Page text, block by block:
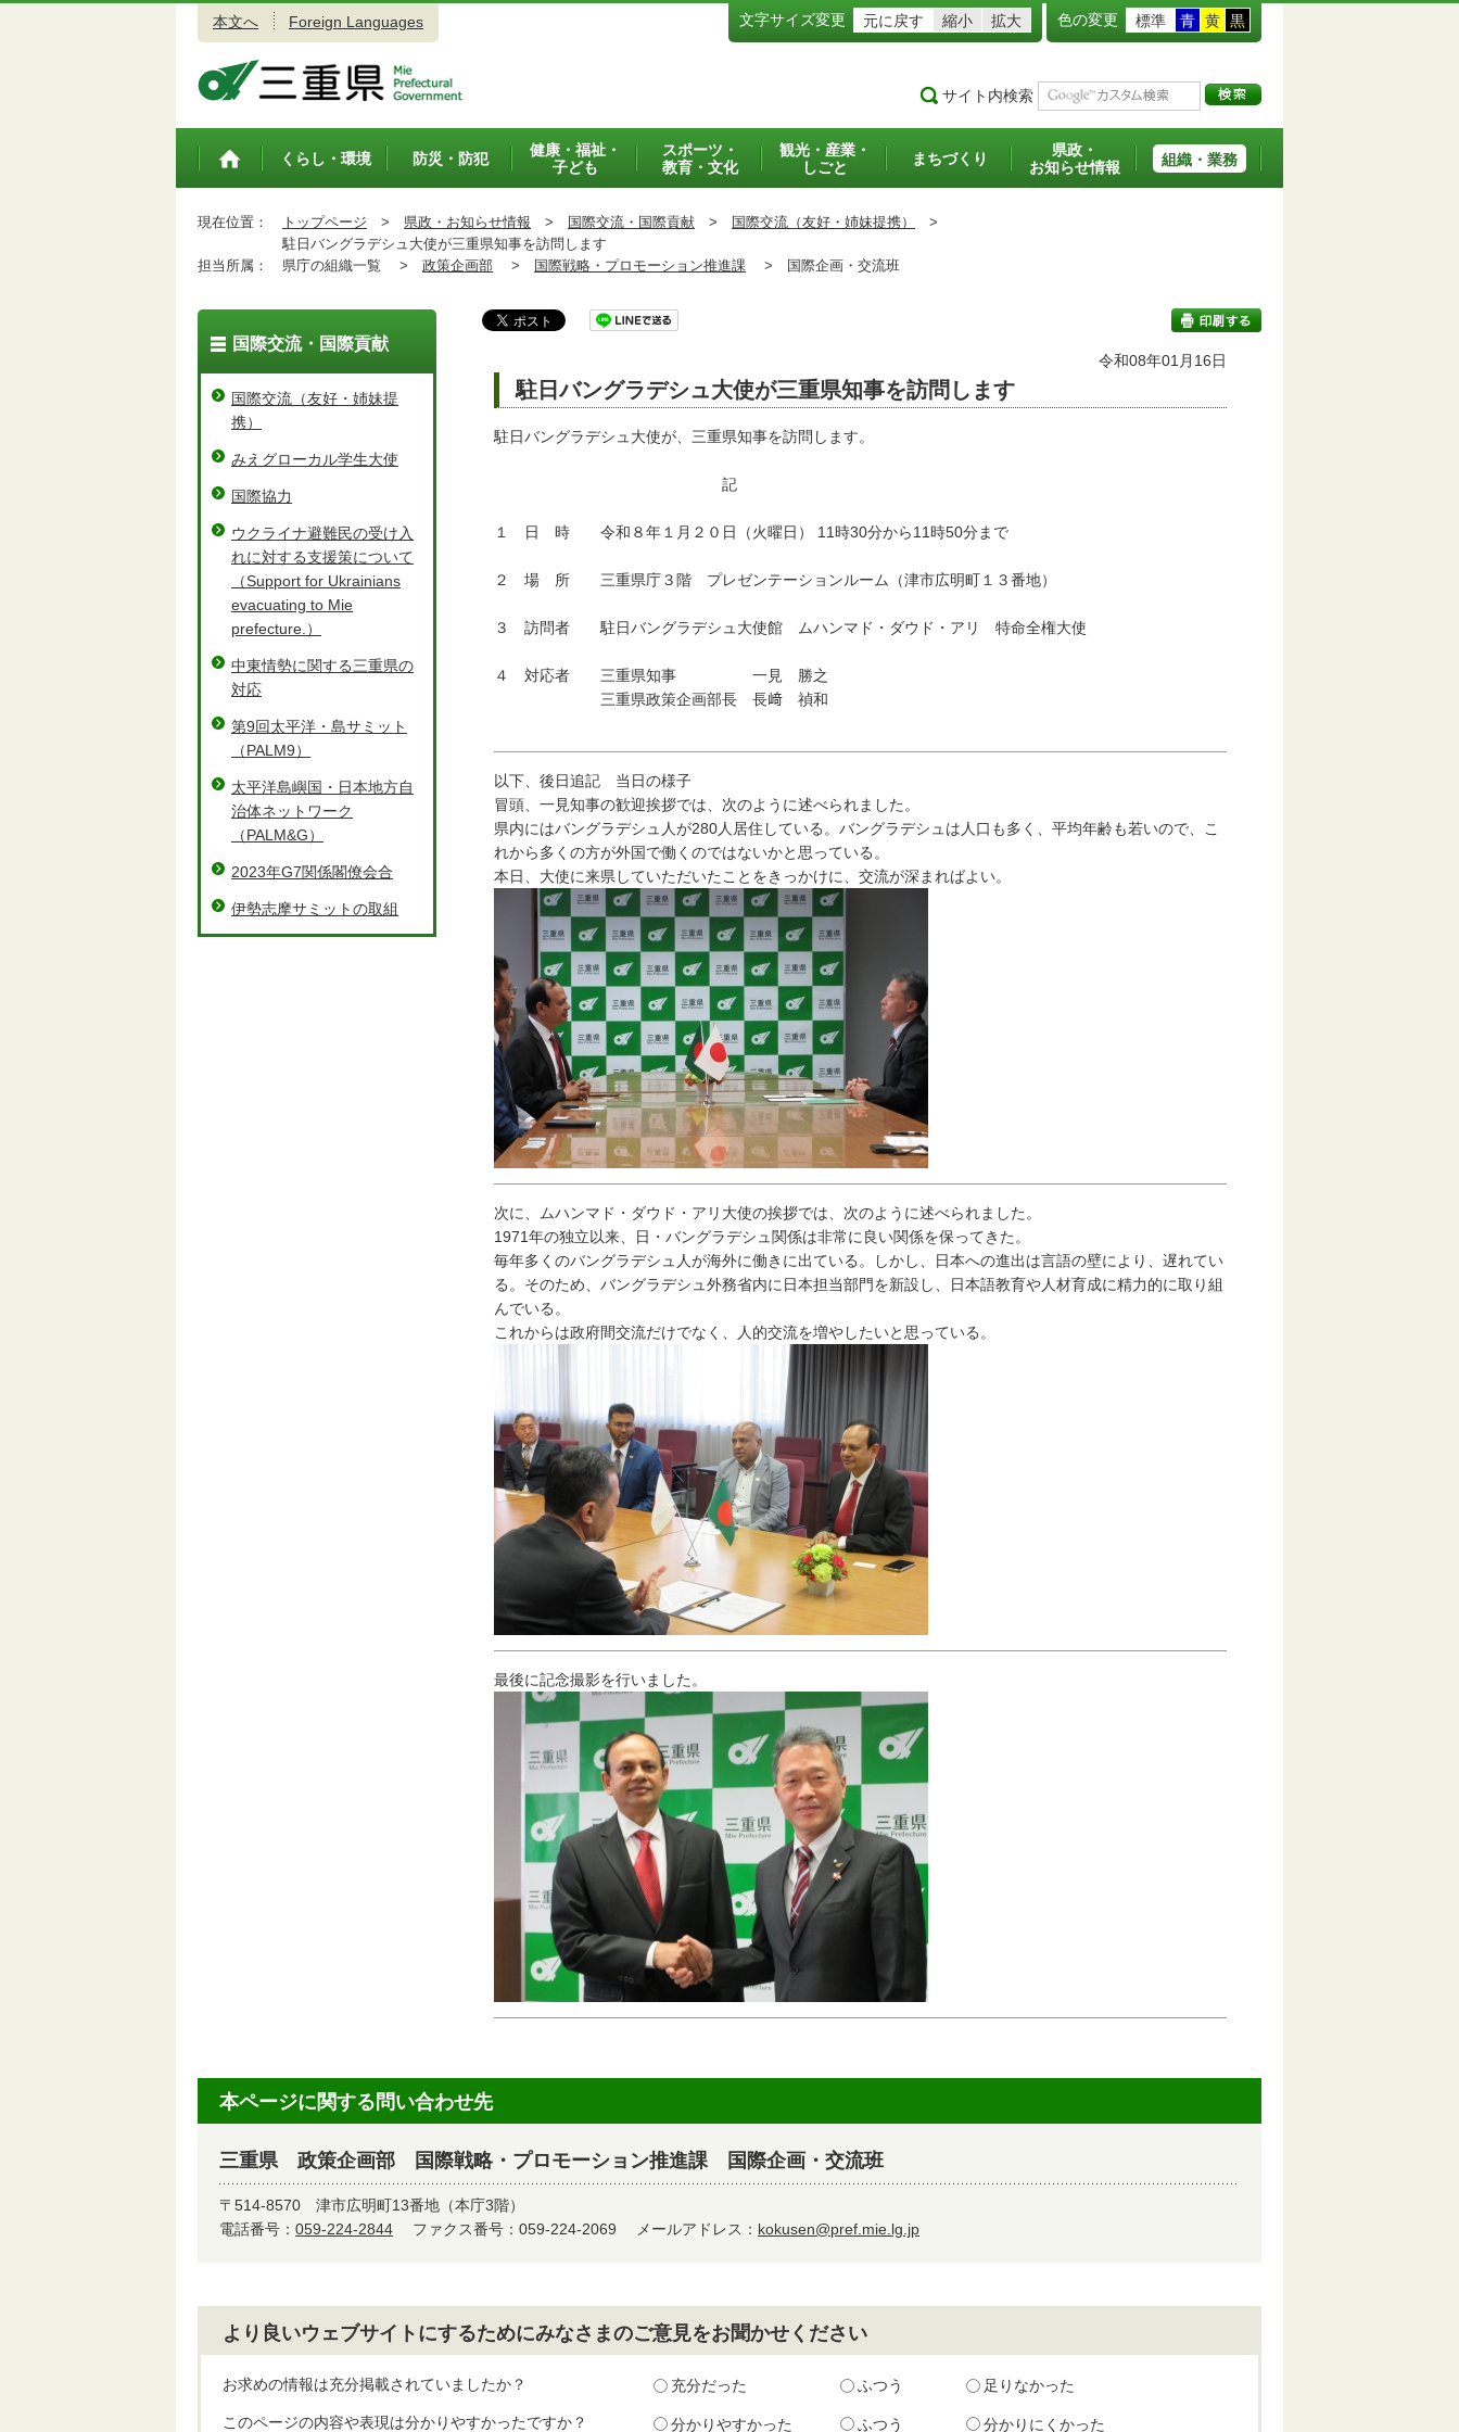
本文へ Foreign Languages 文字サイズ変更 元に戻す 縮小 拡大 色の変更 標準 青 黄 黒
サイト内検索
トップペ
くらし・環境 防災・防犯
健康・福祉・
子ども
スポーツ・
教育・文化
観光・産業・
しごと
まちづくり
県政・
お知らせ情報
組織・業務
現在位置： トップページ > 県政・お知らせ情報 > 国際交流・国際貢献 > 国際交流（友好・姉妹提携）
>
駐日バングラデシュ大使が三重県知事を訪問します
担当所属：
県庁の組織一覧 > 政策企画部 > 国際戦略・プロモーション推進課 > 国際企画・交流班
印刷する
令和08年01月16日
駐日バングラデシュ大使が三重県知事を訪問します
駐日バングラデシュ大使が、三重県知事を訪問します。
記
１ 日 時 令和８年１月２０日（火曜日） 11時30分から11時50分まで
２ 場 所 三重県庁３階 プレゼンテーションルーム（津市広明町１３番地）
３ 訪問者 駐日バングラデシュ大使館 ムハンマド・ダウド・アリ 特命全権大使
４ 対応者 三重県知事 一見 勝之
三重県政策企画部長 長﨑 禎和
以下、後日追記 当日の様子
冒頭、一見知事の歓迎挨拶では、次のように述べられました。
県内にはバングラデシュ人が280人居住している。バングラデシュは人口も多く、平均年齢も若いので、こ
れから多くの方が外国で働くのではないかと思っている。
本日、大使に来県していただいたことをきっかけに、交流が深まればよい。
次に、ムハンマド・ダウド・アリ大使の挨拶では、次のように述べられました。
1971年の独立以来、日・バングラデシュ関係は非常に良い関係を保ってきた。
毎年多くのバングラデシュ人が海外に働きに出ている。しかし、日本への進出は言語の壁により、遅れてい
る。そのため、バングラデシュ外務省内に日本担当部門を新設し、日本語教育や人材育成に精力的に取り組
んでいる。
これからは政府間交流だけでなく、人的交流を増やしたいと思っている。
最後に記念撮影を行いました。
国際交流・国際貢献
国際交流（友好・姉妹提
携）
みえグローカル学生大使
国際協力
ウクライナ避難民の受け入
れに対する支援策について
（Support for Ukrainians
evacuating to Mie
prefecture.）
中東情勢に関する三重県の
対応
第9回太平洋・島サミット
（PALM9）
太平洋島嶼国・日本地方自
治体ネットワーク
（PALM&G）
2023年G7関係閣僚会合
伊勢志摩サミットの取組
本ページに関する問い合わせ先
三重県 政策企画部 国際戦略・プロモーション推進課 国際企画・交流班
〒514-8570 津市広明町13番地（本庁3階）
電話番号： 059-224-2844 ファクス番号：059-224-2069 メールアドレス： kokusen@pref.mie.lg.jp
より良いウェブサイトにするためにみなさまのご意見をお聞かせください
お求めの情報は充分掲載されていましたか？ 充分だった ふつう 足りなかった
このページの内容や表現は分かりやすかったですか？ 分かりやすかった ふつう 分かりにくかった